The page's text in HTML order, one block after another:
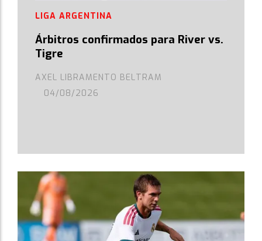
Árbitros confirmados para River vs.
Tigre
AXEL LIBRAMENTO BELTRAM
LIGA ARGENTINA
04/08/2026